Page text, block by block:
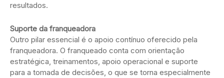
resultados.
Suporte da franqueadora
Outro pilar essencial é o apoio contínuo oferecido pela
franqueadora. O franqueado conta com orientação
estratégica, treinamentos, apoio operacional e suporte
para a tomada de decisões, o que se torna especialmente